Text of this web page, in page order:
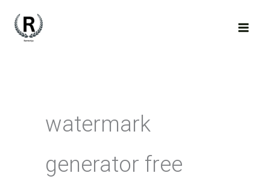
watermark
generator free